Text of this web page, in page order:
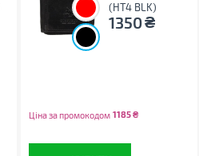
(HT4 BLK)
1350₴
Ціна за промокодом 1185₴